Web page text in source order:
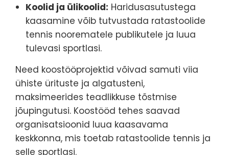
Koolid ja ülikoolid: Haridusasutustega
kaasamine võib tutvustada ratastoolide
tennis noorematele publikutele ja luua
tulevasi sportlasi.
Need koostööprojektid võivad samuti viia
ühiste ürituste ja algatusteni,
maksimeerides teadlikkuse tõstmise
jõupingutusi. Koostööd tehes saavad
organisatsioonid luua kaasavama
keskkonna, mis toetab ratastoolide tennis ja
selle sportlasi.